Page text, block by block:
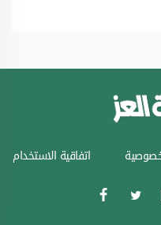
اتفاقية الاستخدام